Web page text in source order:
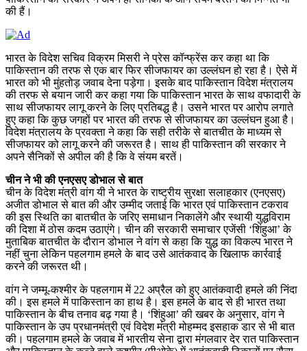
की हैं।
भारत के विदेश सचिव विक्रम मिसरी ने प्रेस कॉन्फ्रेंस कर कहा था कि
पाकिस्तान की तरफ से एक बार फिर सीजफायर का उल्लंघन हो रहा है। ऐसे में
भारत को भी मुंहतोड़ जवाब देना पड़ेगा। इसके बाद पाकिस्तान विदेश मंत्रालय
की तरफ से बयान जारी कर कहा गया कि पाकिस्तान भारत के साथ वफादारी के
साथ सीजफायर लागू करने के लिए प्रतिबद्ध है। उसने भारत पर आरोप लगाते
हुए कहा कि कुछ जगहों पर भारत की तरफ से सीजफायर का उल्लंघन हुआ है।
विदेश मंत्रालय के प्रवक्ता ने कहा कि सही तरीके से बातचीत के माध्यम से
सीजफायर को लागू करने की जरूरत है। साथ ही पाकिस्तान की सरकार ने
अपने सैनिकों से अपील की है कि वे संयम बरतें।
चीन ने भी की एनएसए डोभाल से बात
चीन के विदेश मंत्री वांग यी ने भारत के राष्ट्रीय सुरक्षा सलाहकार (एनएसए)
अजीत डोभाल से बात की और उम्मीद जताई कि भारत एवं पाकिस्तान टकराव
की इस स्थिति का बातचीत के जरिए समाधान निकालेंगे और स्थायी युद्धविराम
की दिशा में ठोस कदम उठाएंगे। चीन की सरकारी समाचार एजेंसी ‘शिंहुआ’ के
मुताबिक बातचीत के दौरान डोभाल ने वांग से कहा कि युद्ध का विकल्प भारत ने
नहीं चुना लेकिन पहलगाम हमले के बाद उसे आतंकवाद के खिलाफ कार्रवाई
करने की जरूरत थी।
वांग ने जम्मू-कश्मीर के पहलगाम में 22 अप्रैल को हुए आतंकवादी हमले की निंदा
की। इस हमले में पाकिस्तान का हाथ है। इस हमले के बाद से ही भारत तथा
पाकिस्तान के बीच तनाव बढ़ गया है। ‘शिंहुआ’ की खबर के अनुसार, वांग ने
पाकिस्तान के उप प्रधानमंत्री एवं विदेश मंत्री मोहम्मद इसहाक डार से भी बात
की। पहलगाम हमले के जवाब में भारतीय सेना द्वारा मंगलवार देर रात पाकिस्तान